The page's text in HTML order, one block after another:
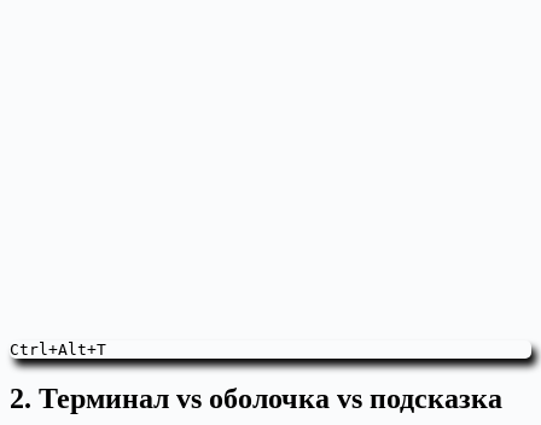
Ctrl+Alt+T
2. Терминал vs оболочка vs подсказка